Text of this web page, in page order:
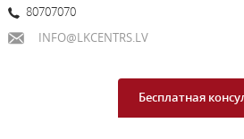
80707070
INFO@LKCENTRS.LV
Бесплатная